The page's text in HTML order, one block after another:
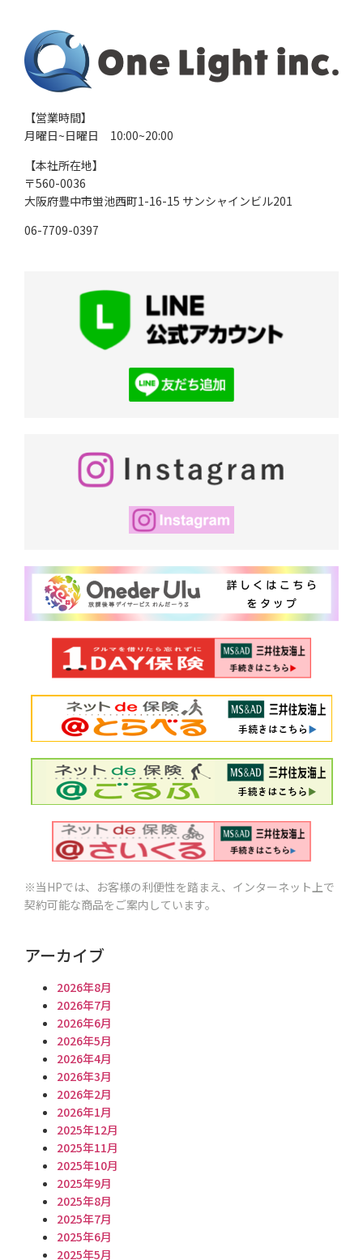
【営業時間】
月曜日~日曜日 10:00~20:00
【本社所在地】
〒560-0036
大阪府豊中市蛍池西町1-16-15 サンシャインビル201
06-7709-0397
※当HPでは、お客様の利便性を踏まえ、インターネット上で
契約可能な商品をご案内しています。
アーカイブ
2026年8月
2026年7月
2026年6月
2026年5月
2026年4月
2026年3月
2026年2月
2026年1月
2025年12月
2025年11月
2025年10月
2025年9月
2025年8月
2025年7月
2025年6月
2025年5月